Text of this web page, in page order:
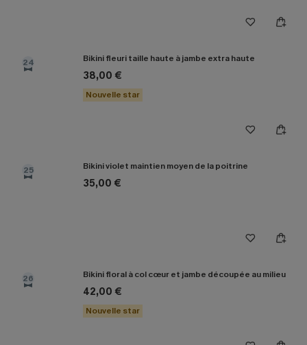
24 Bikini fleuri taille haute à jambe extra haute
38,00 €
Nouvelle star
25 Bikini violet maintien moyen de la poitrine
35,00 €
26 Bikini floral à col cœur et jambe découpée au milieu
42,00 €
Nouvelle star